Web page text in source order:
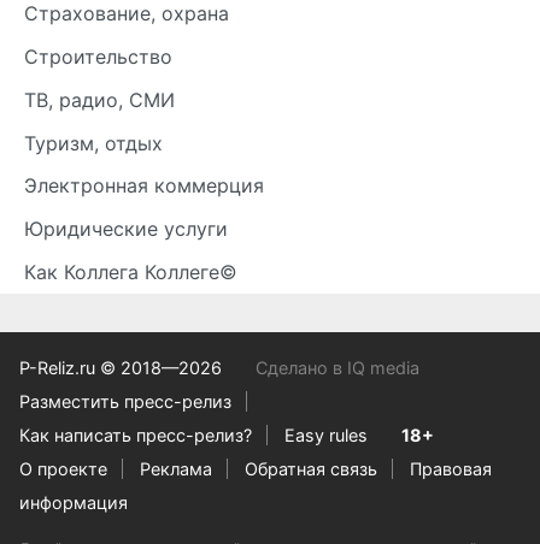
Страхование, охрана
Строительство
ТВ, радио, СМИ
Туризм, отдых
Электронная коммерция
Юридические услуги
Как Коллега Коллеге©
P-Reliz.ru © 2018—2026
Сделано в IQ media
Разместить пресс-релиз
Как написать пресс-релиз?
Easy rules
18+
О проекте
Реклама Обратная связь
Правовая
информация